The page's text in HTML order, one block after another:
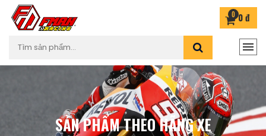
0 0 đ
SẢN PHẨM THEO HÃNG XE